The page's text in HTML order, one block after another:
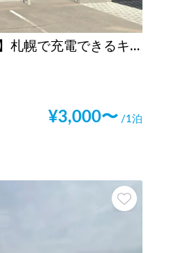
【コンビニまで50m】札幌で充電できるキャンピングカーで宿泊可能ステーション【別途電源有り・ペット可】
¥3,000〜 /1泊